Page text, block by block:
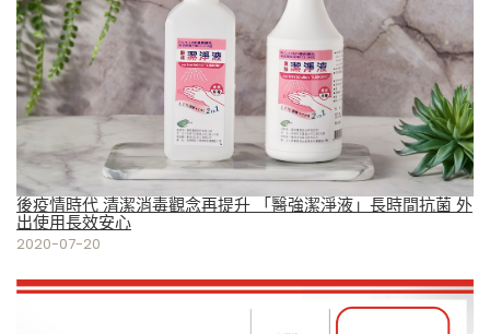
後疫情時代 清潔消毒觀念再提升 「醫強潔淨液」長時間抗菌 外
出使用長效安心
2020-07-20